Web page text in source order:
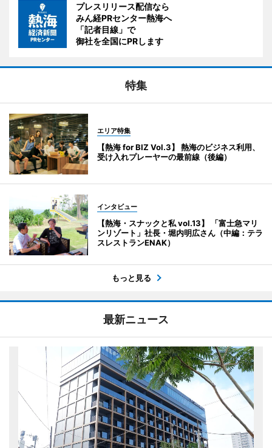
プレスリリース配信なら
みん経PRセンター熱海へ
「記者目線」で
御社を全国にPRします
特集
エリア特集
【熱海 for BIZ Vol.3】 熱海のビジネス利用、
受け入れプレーヤーの最前線（後編）
インタビュー
【熱海・スナックと私 vol.13】 「富士急マリ
ンリゾート」社長・堀内明広さん（中編：テラ
スレストランENAK）
もっと見る
最新ニュース